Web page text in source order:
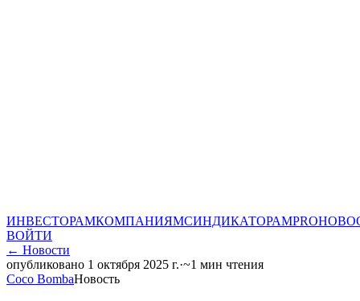
ИНВЕСТОРАМКОМПАНИЯМСИНДИКАТОРАМPRO
ВОЙТИ
← Новости
опубликовано 1 октября 2025 г.·~1 мин чтения
Coco BombaНовость